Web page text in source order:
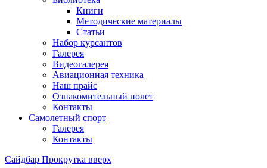
Книги
Методические материалы
Статьи
Набор курсантов
Галерея
Видеогалерея
Авиационная техника
Наш прайс
Ознакомительный полет
Контакты
Самолетный спорт
Галерея
Контакты
Сайдбар Прокрутка вверх